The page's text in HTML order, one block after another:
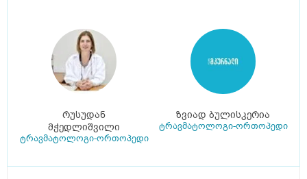
რუსუდან
მჭედლიშვილი
ტრავმატოლოგი-ორთოპედი
ზვიად ბულისკერია
ტრავმატოლოგი-ორთოპედი